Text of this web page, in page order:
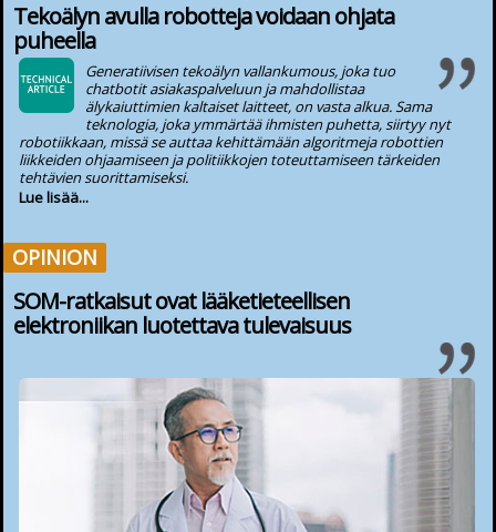
Tekoälyn avulla robotteja voidaan ohjata
puheella
Generatiivisen tekoälyn vallankumous, joka tuo
chatbotit asiakaspalveluun ja mahdollistaa
älykaiuttimien kaltaiset laitteet, on vasta alkua. Sama
teknologia, joka ymmärtää ihmisten puhetta, siirtyy nyt
robotiikkaan, missä se auttaa kehittämään algoritmeja robottien
liikkeiden ohjaamiseen ja politiikkojen toteuttamiseen tärkeiden
tehtävien suorittamiseksi.
Lue lisää...
OPINION
SOM-ratkaisut ovat lääketieteellisen
elektroniikan luotettava tulevaisuus